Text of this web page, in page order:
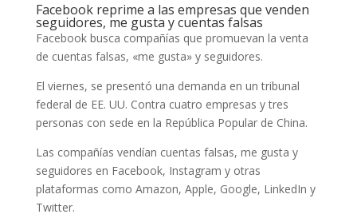
Facebook reprime a las empresas que venden
seguidores, me gusta y cuentas falsas
Facebook busca compañías que promuevan la venta
de cuentas falsas, «me gusta» y seguidores.
El viernes, se presentó una demanda en un tribunal
federal de EE. UU. Contra cuatro empresas y tres
personas con sede en la República Popular de China.
Las compañías vendían cuentas falsas, me gusta y
seguidores en Facebook, Instagram y otras
plataformas como Amazon, Apple, Google, LinkedIn y
Twitter.